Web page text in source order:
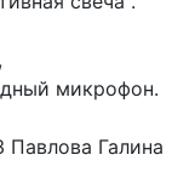
микрофон.
Павлова Галина